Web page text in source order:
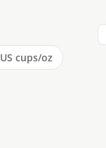
US cups/oz